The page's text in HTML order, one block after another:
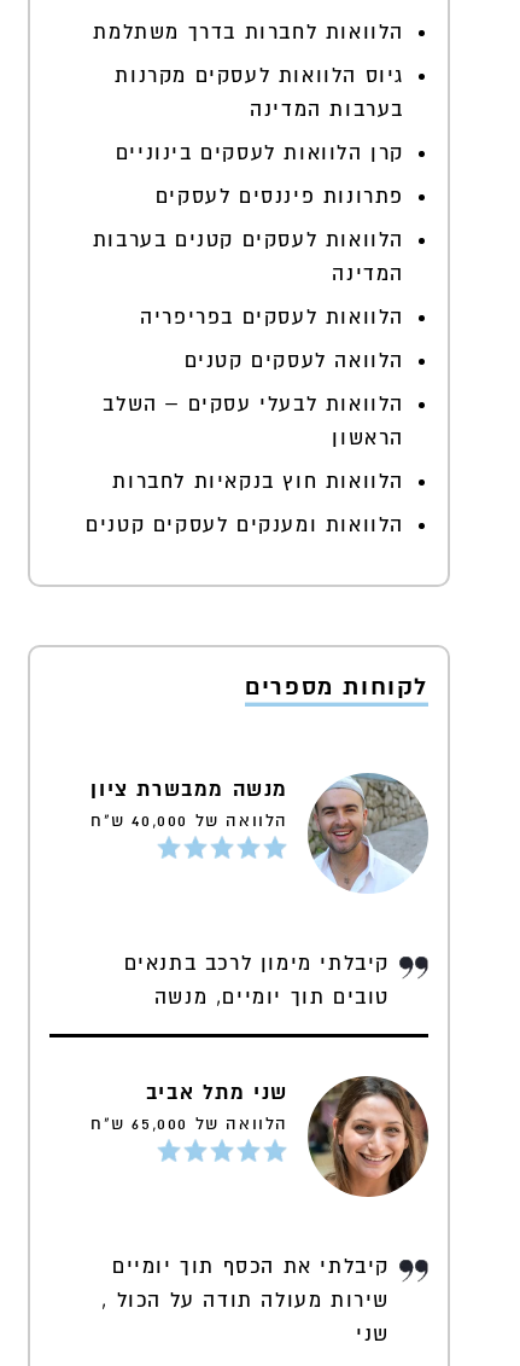
הלוואות לחברות בדרך משתלמת
גיוס הלוואות לעסקים מקרנות
בערבות המדינה
קרן הלוואות לעסקים בינוניים
פתרונות פיננסים לעסקים
הלוואות לעסקים קטנים בערבות
המדינה
הלוואות לעסקים בפריפריה
הלוואה לעסקים קטנים
הלוואות לבעלי עסקים – השלב
הראשון
הלוואות חוץ בנקאיות לחברות
הלוואות ומענקים לעסקים קטנים
לקוחות מספרים
מנשה ממבשרת ציון
הלוואה של 40,000 ש"ח
קיבלתי מימון לרכב בתנאים
טובים תוך יומיים, מנשה
שני מתל אביב
הלוואה של 65,000 ש"ח
קיבלתי את הכסף תוך יומיים
שירות מעולה תודה על הכול ,
שני